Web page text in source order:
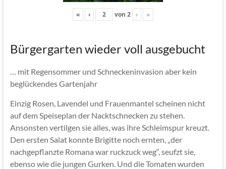
« ‹ von 2 › »
Bürgergarten wieder voll ausgebucht
… mit Regensommer und Schneckeninvasion aber kein
beglückendes Gartenjahr
Einzig Rosen, Lavendel und Frauenmantel scheinen nicht
auf dem Speiseplan der Nacktschnecken zu stehen.
Ansonsten vertilgen sie alles, was ihre Schleimspur kreuzt.
Den ersten Salat konnte Brigitte noch ernten, „der
nachgepflanzte Romana war ruckzuck weg“, seufzt sie,
ebenso wie die jungen Gurken. Und die Tomaten wurden